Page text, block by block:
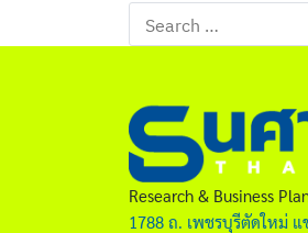
Search
for:
Research & Business
1788 ถ. เพชรบุรีตัดใหม่ แ